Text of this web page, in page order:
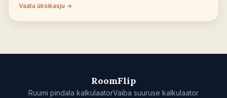
Vaata üksikasju →
RoomFlip
Ruumi pindala kalkulaatorVaiba suuruse kalkulaator